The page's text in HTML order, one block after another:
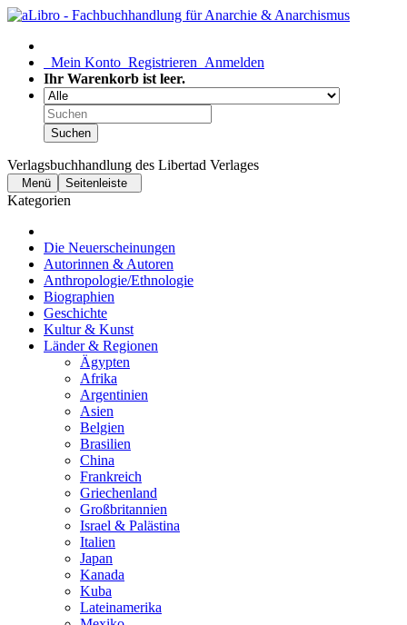
Mein Konto Registrieren Anmelden
Ihr Warenkorb ist leer.
Suchen
Verlagsbuchhandlung des Libertad Verlages
Menü Seitenleiste
Kategorien
Die Neuerscheinungen
Autorinnen & Autoren
Anthropologie/Ethnologie
Biographien
Geschichte
Kultur & Kunst
Länder & Regionen
Ägypten
Afrika
Argentinien
Asien
Belgien
Brasilien
China
Frankreich
Griechenland
Großbritannien
Israel & Palästina
Italien
Japan
Kanada
Kuba
Lateinamerika